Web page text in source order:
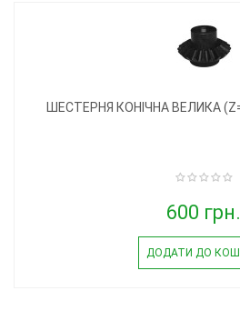
ШЕСТЕРНЯ КОНІЧНА ВЕЛИКА
600 грн.
ДОДАТИ ДО